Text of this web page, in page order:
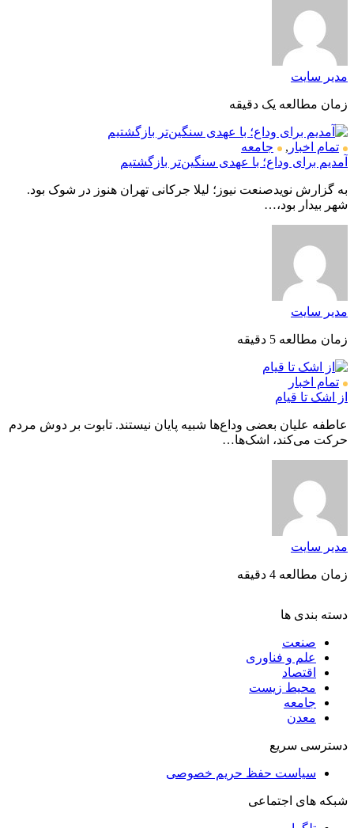
مدیر سایت
زمان مطالعه یک دقیقه
تمام اخبار ,
جامعه
آمدیم برای وداع؛ با عهدی سنگین‌تر بازگشتیم
به گزارش نویدصنعت نیوز؛ لیلا جرکانی تهران هنوز در شوک بود.
شهر بیدار بود،…
مدیر سایت
زمان مطالعه 5 دقیقه
تمام اخبار
از اشک تا قیام
عاطفه علیان بعضی وداع‌ها شبیه پایان نیستند. تابوت بر دوش مردم
حرکت می‌کند، اشک‌ها…
مدیر سایت
زمان مطالعه 4 دقیقه
دسته بندی ها
صنعت
علم و فناوری
اقتصاد
محیط زیست
جامعه
معدن
دسترسی سریع
سیاست حفظ حریم خصوصی
شبکه های اجتماعی